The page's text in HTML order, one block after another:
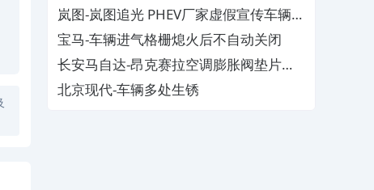
磁
岚图-岚图追光 PHEV厂家虚假宣传车辆配
置与功能
宝马-车辆进气格栅熄火后不自动关闭
长安马自达-昂克赛拉空调膨胀阀垫片生
锈
北京现代-车辆多处生锈